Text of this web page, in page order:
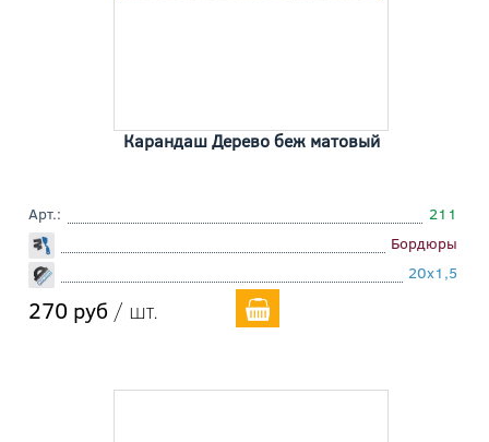
Карандаш Дерево беж матовый
Арт.:
211
Бордюры
20x1,5
270 руб / шт.